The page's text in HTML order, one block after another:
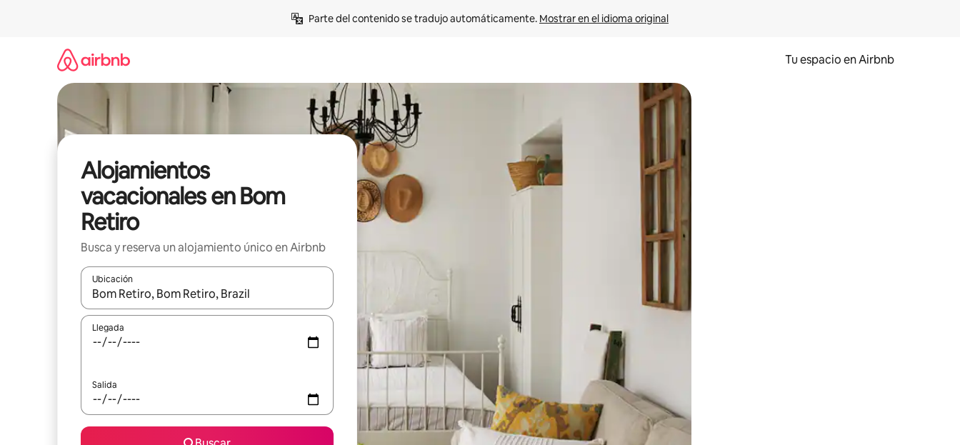
Parte del contenido se tradujo automáticamente. Mostrar en el idioma original
Tu espacio en Airbnb
Alojamientos
vacacionales en Bom
Retiro
Busca y reserva un alojamiento único en Airbnb
Ubicación
Cuando los resultados estén disponibles, podrás navegar usando las teclas de las flechas hacia arriba y hacia abajo, o bien tocando y deslizando la pantalla.
Llegada
Salida